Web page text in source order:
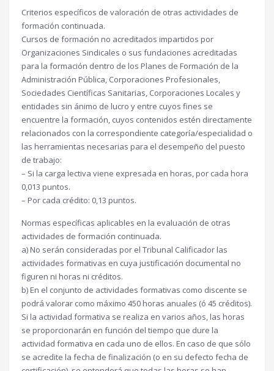
Criterios específicos de valoración de otras actividades de
formación continuada.
Cursos de formación no acreditados impartidos por
Organizaciones Sindicales o sus fundaciones acreditadas
para la formación dentro de los Planes de Formación de la
Administración Pública, Corporaciones Profesionales,
Sociedades Científicas Sanitarias, Corporaciones Locales y
entidades sin ánimo de lucro y entre cuyos fines se
encuentre la formación, cuyos contenidos estén directamente
relacionados con la correspondiente categoría/especialidad o
las herramientas necesarias para el desempeño del puesto
de trabajo:
– Si la carga lectiva viene expresada en horas, por cada hora
0,013 puntos.
– Por cada crédito: 0,13 puntos.
Normas específicas aplicables en la evaluación de otras
actividades de formación continuada.
a) No serán consideradas por el Tribunal Calificador las
actividades formativas en cuya justificación documental no
figuren ni horas ni créditos.
b) En el conjunto de actividades formativas como discente se
podrá valorar como máximo 450 horas anuales (ó 45 créditos).
Si la actividad formativa se realiza en varios años, las horas
se proporcionarán en función del tiempo que dure la
actividad formativa en cada uno de ellos. En caso de que sólo
se acredite la fecha de finalización (o en su defecto fecha de